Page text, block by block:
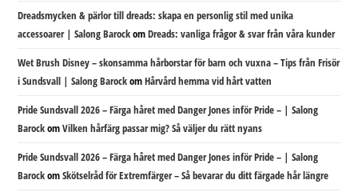
Dreadsmycken & pärlor till dreads: skapa en personlig stil med unika
accessoarer | Salong BarockomDreads: vanliga frågor & svar från våra kunder
Wet Brush Disney – skonsamma hårborstar för barn och vuxna – Tips från Frisör
i Sundsvall | Salong BarockomHårvård hemma vid hårt vatten
Pride Sundsvall 2026 – Färga håret med Danger Jones inför Pride – | Salong
BarockomVilken hårfärg passar mig? Så väljer du rätt nyans
Pride Sundsvall 2026 – Färga håret med Danger Jones inför Pride – | Salong
BarockomSkötselråd för Extremfärger – Så bevarar du ditt färgade hår längre